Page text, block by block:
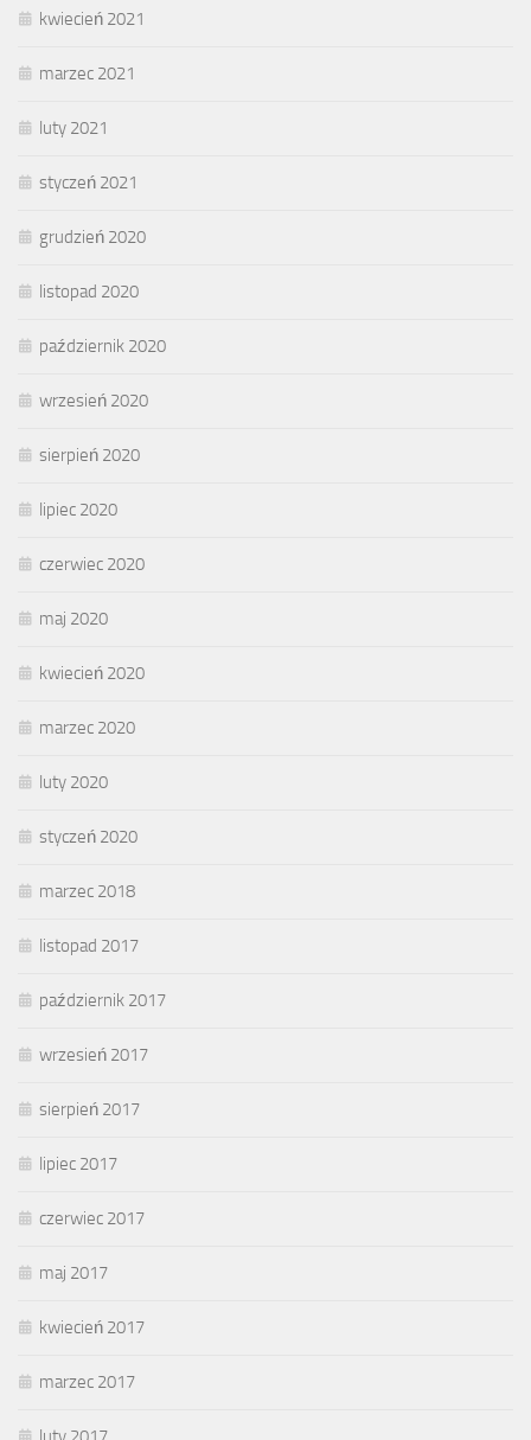
kwiecień 2021
marzec 2021
luty 2021
styczeń 2021
grudzień 2020
listopad 2020
październik 2020
wrzesień 2020
sierpień 2020
lipiec 2020
czerwiec 2020
maj 2020
kwiecień 2020
marzec 2020
luty 2020
styczeń 2020
marzec 2018
listopad 2017
październik 2017
wrzesień 2017
sierpień 2017
lipiec 2017
czerwiec 2017
maj 2017
kwiecień 2017
marzec 2017